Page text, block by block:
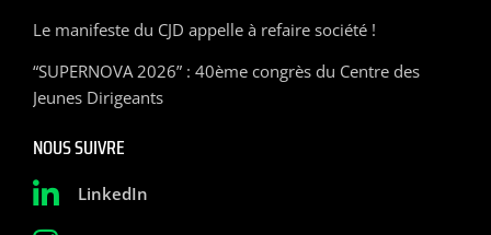
Le manifeste du CJD appelle à refaire société !
“SUPERNOVA 2026” : 40ème congrès du Centre des
Jeunes Dirigeants
NOUS SUIVRE
LinkedIn